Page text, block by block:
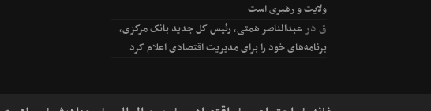
ولایت و رهبری است
قدرعبدالناصر همتی، رئیس کل جدید بانک مرکزی،
برنامه‌های خود را برای مدیریت اقتصادی اعلام کرد